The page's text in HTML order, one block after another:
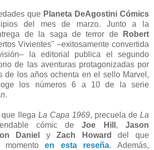
que Planeta DeAgostini Cómics
del mes de marzo. Junto a la
de la saga de terror de
Robert
Vivientes" –exitosamente convertida
la editorial publica el segundo
de las aventuras protagonizadas por
de los años ochenta en el sello Marvel,
los números 6 a 10 de la serie
.
llega La Capa 1969, precuela deLa
cómic deJoe Hill ,Jason
Daniel yZach Howard
del que
momentoen esta reseña. Además,